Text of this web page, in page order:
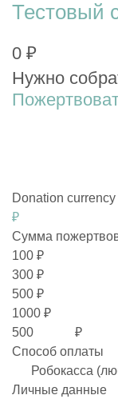
Тестовый
0 ₽
Нужно
Donation currency
₽
Сумма
100 ₽
300 ₽
500 ₽
1000 ₽
₽
Способ оплаты
Робокасса
Личные данные